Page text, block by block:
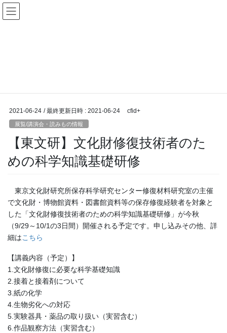
コ
ン
ナ
ビ
2021-06-24 / 最終更新日時 : 2021-06-24 cfid+
展覧/講演会・読みもの情報
【東文研】文化財修復技術者のた
めの科学知識基礎研修
東京文化財研究所保存科学研究センター修復材料研究室の主催
で文化財・博物館資料・図書館資料等の保存修復経験者を対象と
した「文化財修復技術者のための科学知識基礎研修」が今秋
（9/29～10/1の3日間）開催される予定です。申し込みその他、詳
細はこちら
【講義内容（予定）】
1.文化財修復に必要な科学基礎知識
2.接着と接着剤について
3.紙の化学
4.生物劣化への対応
5.実験器具・薬品の取り扱い（実習含む）
6.作品観察方法（実習含む）